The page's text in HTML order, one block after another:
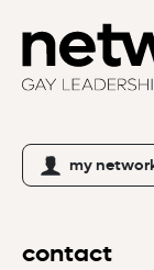
my
contact